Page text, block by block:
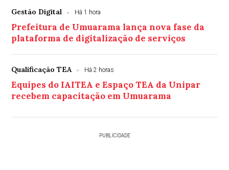
Gestão Digital Há 1 hora
Prefeitura de Umuarama lança nova fase da
plataforma de digitalização de serviços
Qualificação TEA Há 2 horas
Equipes do IAITEA e Espaço TEA da Unipar
recebem capacitação em Umuarama
PUBLICIDADE